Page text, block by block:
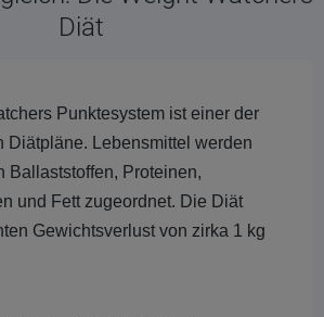
Diät
Punktesystem ist einer der
Diätpläne. Lebensmittel werden
Ballaststoffen, Proteinen,
und Fett zugeordnet. Die Diät
Gewichtsverlust von zirka 1 kg